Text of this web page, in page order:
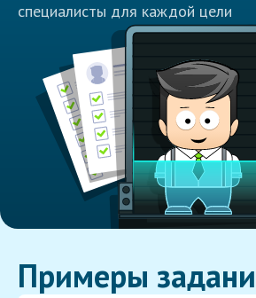
специалисты для каждой цели
Примеры